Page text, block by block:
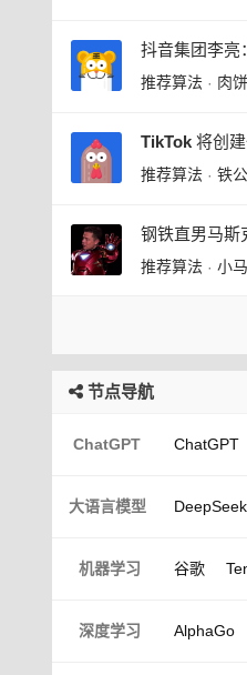
抖音集团李亮
推荐算法 · 肉
TikTok 将创
推荐算法 · 铁
钢铁直男马斯
推荐算法 · 小
节点导航
ChatGPT ChatGPT
大语言模型 DeepSeek
机器学习 谷歌
深度学习 AlphaGo